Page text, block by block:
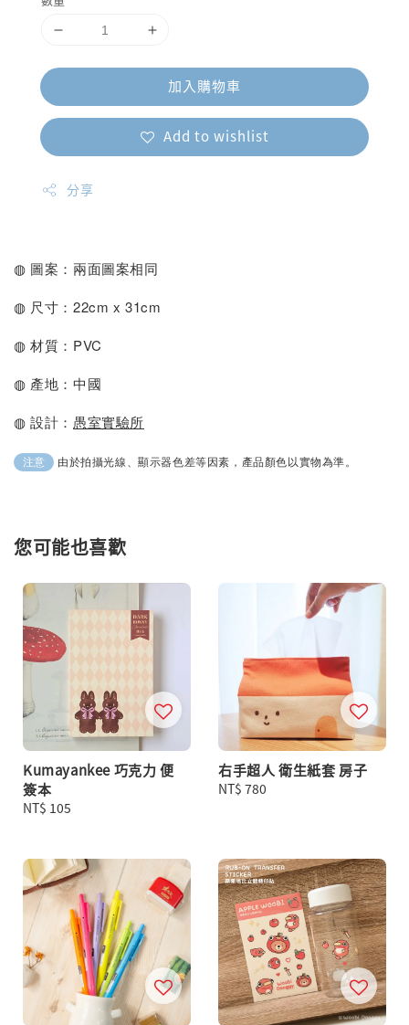
加入購物車
Add to wishlist
分享
◍ 圖案：兩面圖案相同
◍ 尺寸：22cm x 31cm
◍ 材質：PVC
◍ 產地：中國
◍ 設計： 愚室實驗所
注意 由於拍攝光線、顯示器色差等因素，產品顏色以實物為準。
您可能也喜歡
Kumayankee 巧克力 便
簽本
Regular
NT$ 105
右手超人 衛生紙套 房子
Regular
NT$ 780